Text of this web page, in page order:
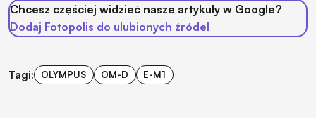
Chcesz częściej widzieć nasze artykuły w Google?
Dodaj Fotopolis do ulubionych źródeł
Tagi: OLYMPUS OM-D E-M1